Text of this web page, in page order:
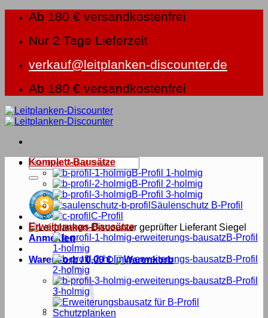
springen
Ab 180 € versandkostenfrei
Nur 2 Tage Lieferzeit
verkauf@leitplanken-discounter.de
Ab 180 € versandkostenfrei
Suche
nach:
Anmelden
Warenkorb /0,00€
Komplett-Bausätze
B-Profil 1-holmig
B-Profil 2-holmig
B-Profil 3-holmig
Säulenschutz B-Profil
C-Profil
Erweiterungs-Bausätze
B-Profil
1-holmig
B-Profil
2-holmig
B-Profil
3-holmig